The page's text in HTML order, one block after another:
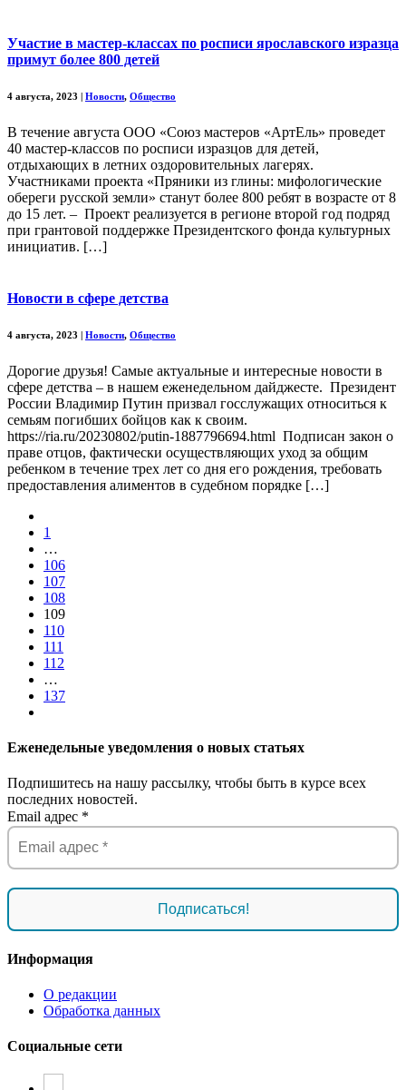
Участие в мастер-классах по росписи ярославского изразца
примут более 800 детей
4 августа, 2023 | Новости, Общество
В течение августа ООО «Союз мастеров «АртЕль» проведет
40 мастер-классов по росписи изразцов для детей,
отдыхающих в летних оздоровительных лагерях.
Участниками проекта «Пряники из глины: мифологические
обереги русской земли» станут более 800 ребят в возрасте от 8
до 15 лет. – Проект реализуется в регионе второй год подряд
при грантовой поддержке Президентского фонда культурных
инициатив. […]
Новости в сфере детства
4 августа, 2023 | Новости, Общество
Дорогие друзья! Самые актуальные и интересные новости в
сфере детства – в нашем еженедельном дайджесте. Президент
России Владимир Путин призвал госслужащих относиться к
семьям погибших бойцов как к своим.
https://ria.ru/20230802/putin-1887796694.html Подписан закон о
праве отцов, фактически осуществляющих уход за общим
ребенком в течение трех лет со дня его рождения, требовать
предоставления алиментов в судебном порядке […]
1
…
106
107
108
109
110
111
112
…
137
Еженедельные уведомления о новых статьях
Подпишитесь на нашу рассылку, чтобы быть в курсе всех
последних новостей.
Email адрес *
Информация
О редакции
Обработка данных
Социальные сети